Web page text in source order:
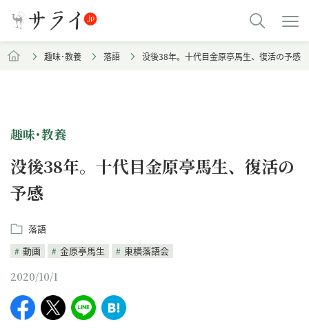
趣味･教養 落語 没後38年。十代目金原亭馬生、復活の予感
趣味･教養
没後38年。十代目金原亭馬生、復活の
予感
落語
動画
金原亭馬生 東横落語会
2020/10/1